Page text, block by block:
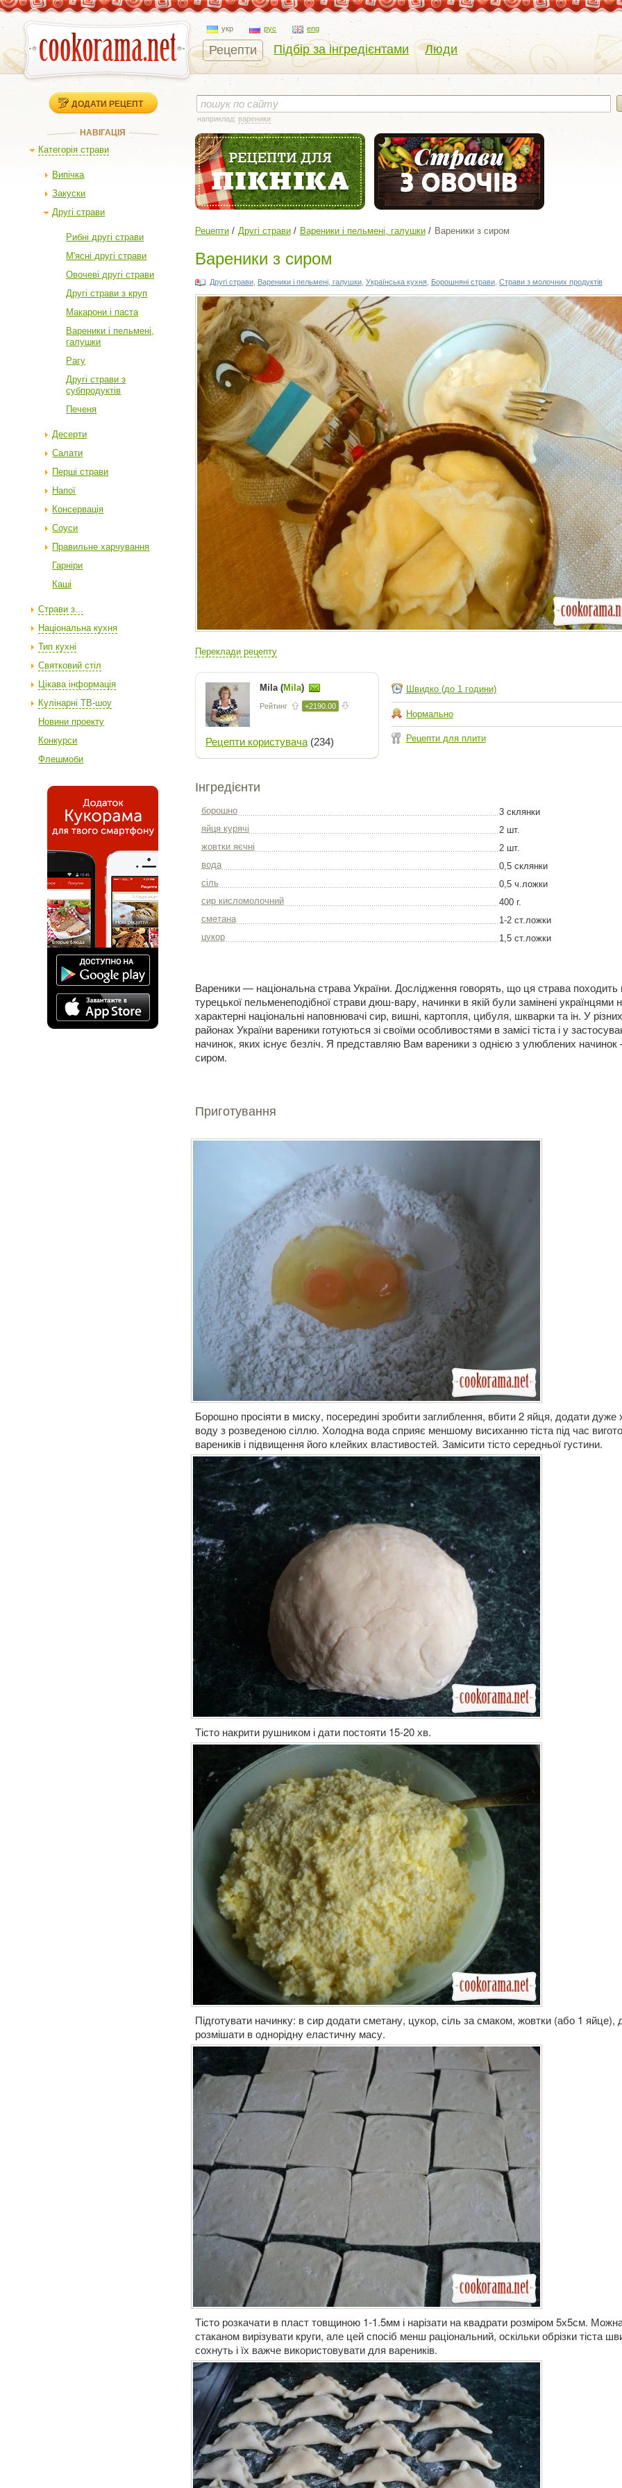
укр рус eng
Рецепти Підбір за інгредієнтами Люди
ДОДАТИ РЕЦЕПТ
НАВІГАЦІЯ
Категорія страви
Випічка
Закуски
Другі страви
Рибні другі страви
М'ясні другі страви
Овочеві другі страви
Другі страви з круп
Макарони і паста
Вареники і пельмені,
галушки
Рагу
Другі страви з
субпродуктів
Печеня
Десерти
Салати
Перші страви
Напої
Консервація
Соуси
Правильне харчування
Гарніри
Каші
Страви з...
Національна кухня
Тип кухні
Святковий стіл
Цікава інформація
Кулінарні ТВ-шоу
Новини проекту
Конкурси
Флешмоби
наприклад: вареники
Рецепти Другі страви Вареники і пельмені, галушки Вареники з сиром
Вареники з сиром
Другі страви, Вареники і пельмені, галушки, Українська кухня, Борошняні страви, Страви з молочних продуктів
Переклади рецепту
Mila (Mila)
Рейтинг +2190.00
Рецепти користувача(234)
Швидко (до 1 години)
Нормально
Рецепти для плити
Інгредієнти
борошно
3 склянки
яйця курячі
2 шт.
жовтки яєчні
2 шт.
вода
0,5 склянки
сіль
0,5 ч.ложки
сир кисломолочний
400 г.
сметана
1-2 ст.ложки
цукор
1,5 ст.ложки
Вареники — національна страва України. Дослідження говорять, що ця страва походить
турецької пельменеподібної страви дюш-вару, начинки в якій були замінені українцями
характерні національні наповнювачі сир, вишні, картопля, цибуля, шкварки та ін. У різних
районах України вареники готуються зі своїми особливостями в замісі тіста і у
начинок, яких існує безліч. Я представляю Вам вареники з однією з улюблених
сиром.
Приготування
Борошно просіяти в миску, посередині зробити заглиблення, вбити 2 яйця, додати дуже
воду з розведеною сіллю. Холодна вода сприяє меншому висиханню тіста під час
вареників і підвищення його клейких властивостей. Замісити тісто середньої густини.
Тісто накрити рушником і дати постояти 15-20 хв.
Підготувати начинку: в сир додати сметану, цукор, сіль за смаком, жовтки (або 1 яйце),
розмішати в однорідну еластичну масу.
Тісто розкачати в пласт товщиною 1-1.5мм і нарізати на квадрати розміром 5х5см.
стаканом вирізувати круги, але цей спосіб менш раціональний, оскільки обрізки тіста
сохнуть і їх важче використовувати для вареників.